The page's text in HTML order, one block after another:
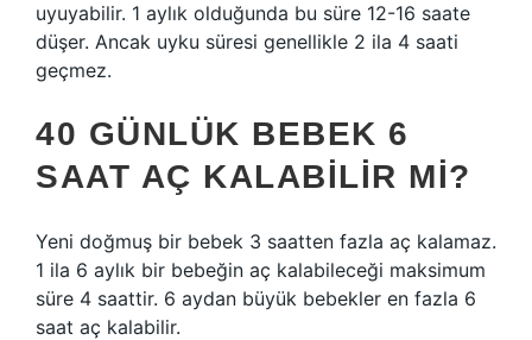
uyuyabilir. 1 aylık olduğunda bu süre 12-16 saate
düşer. Ancak uyku süresi genellikle 2 ila 4 saati
geçmez.
40 GÜNLÜK BEBEK 6
SAAT AÇ KALABILIR MI?
Yeni doğmuş bir bebek 3 saatten fazla aç kalamaz.
1 ila 6 aylık bir bebeğin aç kalabileceği maksimum
süre 4 saattir. 6 aydan büyük bebekler en fazla 6
saat aç kalabilir.